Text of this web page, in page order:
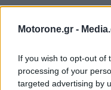
Motorone.gr -
If you wish to opt-out of
processing of your
targeted advertising by